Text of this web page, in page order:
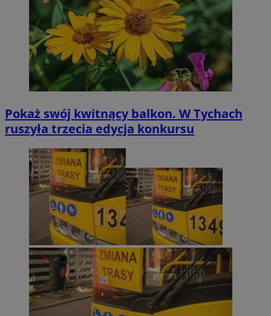
Pokaż swój kwitnący balkon. W Tychach
ruszyła trzecia edycja konkursu